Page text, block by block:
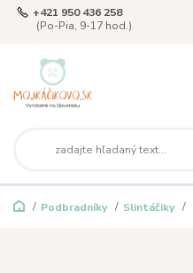
+421 950 436 258
(Po-Pia, 9-17 hod.)
Podbradníky Slintáčiky